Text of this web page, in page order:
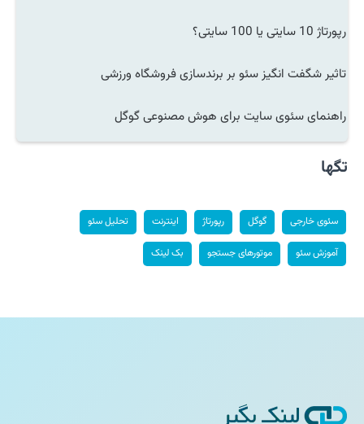
رپورتاژ 10 سایتی یا 100 سایتی؟
تاثیر شگفت انگیز سئو بر برندسازی فروشگاه ورزشی
راهنمای سئوی سایت برای هوش مصنوعی گوگل
تگها
سئوی خارجی گوگل رپورتاژ اینترنت تحلیل سئو
آموزش سئو موتورهای جستجو بک لینک